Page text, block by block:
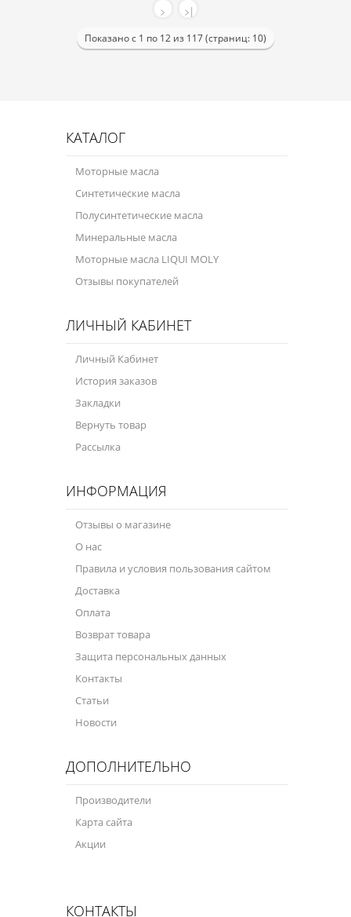
>
>|
Показано с 1 по 12 из 117 (страниц: 10)
КАТАЛОГ
Моторные масла
Синтетические масла
Полусинтетические масла
Минеральные масла
Моторные масла LIQUI MOLY
Отзывы покупателей
ЛИЧНЫЙ КАБИНЕТ
Личный Кабинет
История заказов
Закладки
Вернуть товар
Рассылка
ИНФОРМАЦИЯ
Отзывы о магазине
О нас
Правила и условия пользования сайтом
Доставка
Оплата
Возврат товара
Защита персональных данных
Контакты
Статьи
Новости
ДОПОЛНИТЕЛЬНО
Производители
Карта сайта
Акции
КОНТАКТЫ